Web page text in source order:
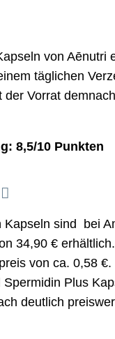
von Aēnutri
täglichen
der Vorrat
8,5/10 Punkten
Kapseln sind bei
34,90 €
von ca. 0,58 €.
Spermidin Plus
deutlich